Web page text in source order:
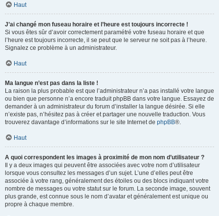
Haut
J’ai changé mon fuseau horaire et l’heure est toujours incorrecte !
Si vous êtes sûr d’avoir correctement paramétré votre fuseau horaire et que
l’heure est toujours incorrecte, il se peut que le serveur ne soit pas à l’heure.
Signalez ce problème à un administrateur.
Haut
Ma langue n’est pas dans la liste !
La raison la plus probable est que l’administrateur n’a pas installé votre langue
ou bien que personne n’a encore traduit phpBB dans votre langue. Essayez de
demander à un administrateur du forum d’installer la langue désirée. Si elle
n’existe pas, n’hésitez pas à créer et partager une nouvelle traduction. Vous
trouverez davantage d’informations sur le site Internet de phpBB®.
Haut
A quoi correspondent les images à proximité de mon nom d’utilisateur ?
Il y a deux images qui peuvent être associées avec votre nom d’utilisateur
lorsque vous consultez les messages d’un sujet. L’une d’elles peut être
associée à votre rang, généralement des étoiles ou des blocs indiquant votre
nombre de messages ou votre statut sur le forum. La seconde image, souvent
plus grande, est connue sous le nom d’avatar et généralement est unique ou
propre à chaque membre.